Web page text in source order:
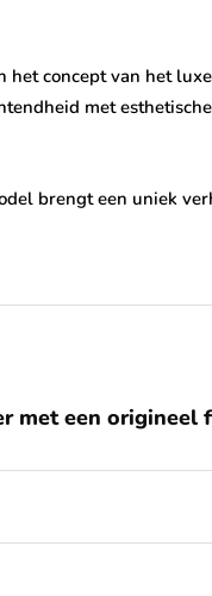
het concept van het luxe
met
brengt een uniek
met een origineel